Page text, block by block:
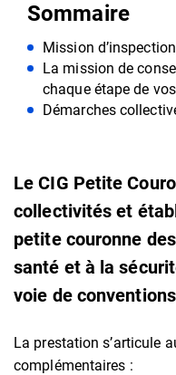
Sommaire
Mission d’inspection
La mission de
chaque étape de
Démarches
Le CIG Petite
collectivités et
petite couronne
santé et à la
voie de
La prestation s’articule
complémentaires :